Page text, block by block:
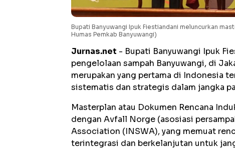
Bupati Banyuwangi Ipuk Fiestiandani meluncurkan
Humas Pemkab Banyuwangi)
Jurnas.net - Bupati Banyuwangi Ipuk
pengelolaan sampah Banyuwangi, di
merupakan yang pertama di Indonesia
sistematis dan strategis dalam jangka
Masterplan atau Dokumen Rencana
dengan Avfall Norge (asosiasi
Association (INSWA), yang memuat
terintegrasi dan berkelanjutan untuk